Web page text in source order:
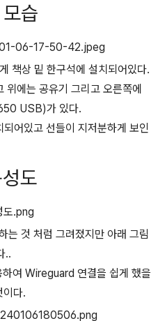
습
책상 밑 한구석에 설치되어있다.
에는 공유기 그리고 오른쪽에
USB)가 있다.
어있고 선들이 지저분하게 보인
도
것 처럼 그려졌지만 아래 그림
..
여 Wireguard 연결을 쉽게 했을
다.